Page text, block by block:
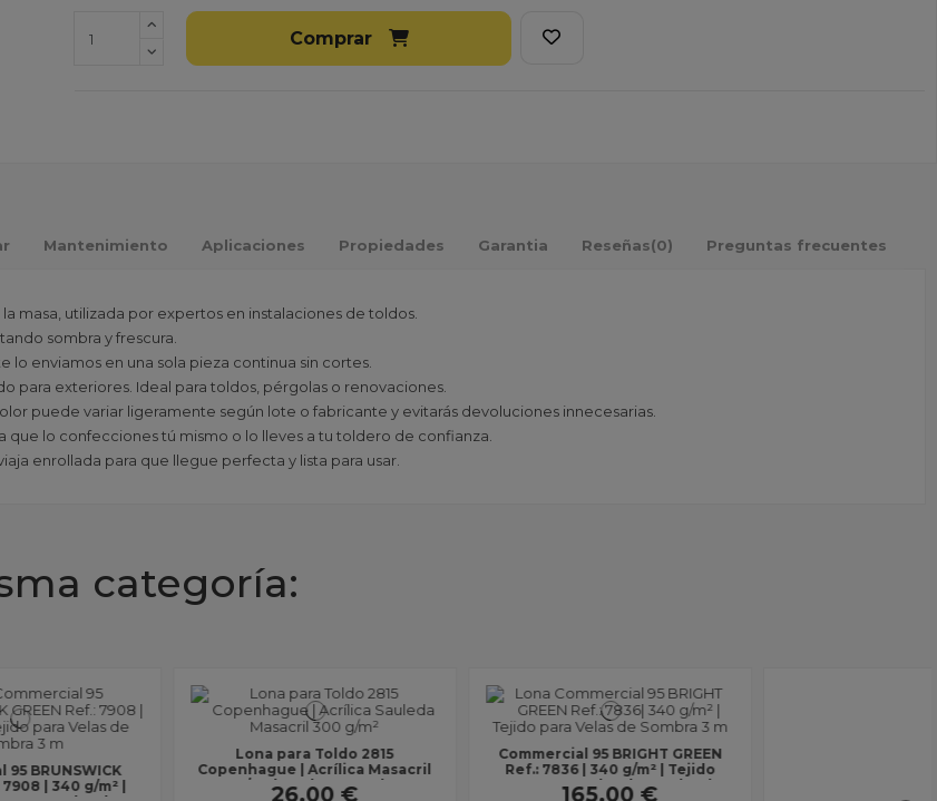
Comprar
Mantenimiento Aplicaciones Propiedades Garantia Reseñas(0) Preguntas frecuentes
masa, utilizada por expertos en instalaciones de toldos.
sombra y frescura.
lo enviamos en una sola pieza continua sin cortes.
para exteriores. Ideal para toldos, pérgolas o renovaciones.
puede variar ligeramente según lote o fabricante y evitarás devoluciones innecesarias.
que lo confecciones tú mismo o lo lleves a tu toldero de confianza.
enrollada para que llegue perfecta y lista para usar.
categoría:
Commercial 95 BRIGHT GREEN
Ref.: 7836 | 340 g/m² | Tejido
HDPE para Velas de Sombra |...
Lona para Toldo 2682 Piedra X |
Acrílica Masacril 300 g/m² |
Ancho 1,20 m | Lona sin...